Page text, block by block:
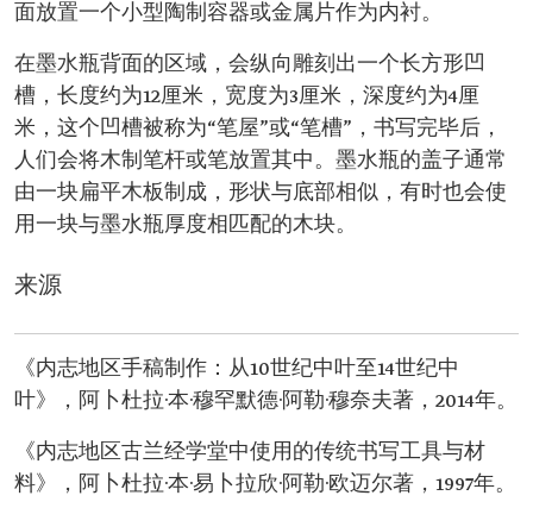
面放置一个小型陶制容器或金属片作为内衬。
在墨水瓶背面的区域，会纵向雕刻出一个长方形凹
槽，长度约为12厘米，宽度为3厘米，深度约为4厘
米，这个凹槽被称为“笔屋”或“笔槽”，书写完毕后，
人们会将木制笔杆或笔放置其中。墨水瓶的盖子通常
由一块扁平木板制成，形状与底部相似，有时也会使
用一块与墨水瓶厚度相匹配的木块。
来源
《内志地区手稿制作：从10世纪中叶至14世纪中
叶》，阿卜杜拉·本·穆罕默德·阿勒·穆奈夫著，2014年。
《内志地区古兰经学堂中使用的传统书写工具与材
料》，阿卜杜拉·本·易卜拉欣·阿勒·欧迈尔著，1997年。